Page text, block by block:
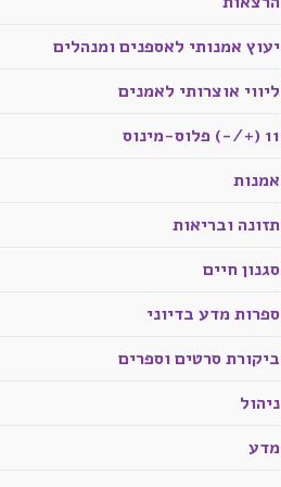
יעוץ אמנותי לאספנים ומנהלים
ליווי אוצרותי לאמנים
11 (+/-) פלוס-מינוס
אמנות
תזונה ובריאות
סגנון חיים
ספרות מדע בדיוני
ביקורת סרטים וספרים
ניהול
מדע